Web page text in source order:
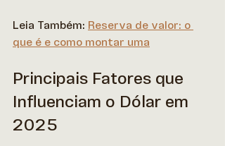
Leia Também: Reserva de valor: o
que é e como montar uma
Principais Fatores que
Influenciam o Dólar em
2025